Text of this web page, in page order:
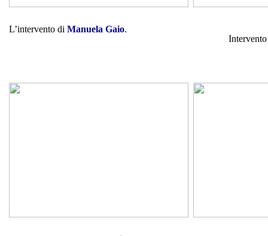
L’intervento di Manuela Gaio.